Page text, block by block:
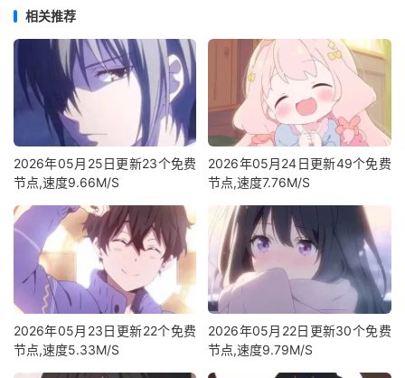
相关推荐
2026年05月25日更新23个免费
节点,速度9.66M/S
2026年05月24日更新49个免费
节点,速度7.76M/S
2026年05月23日更新22个免费
节点,速度5.33M/S
2026年05月22日更新30个免费
节点,速度9.79M/S